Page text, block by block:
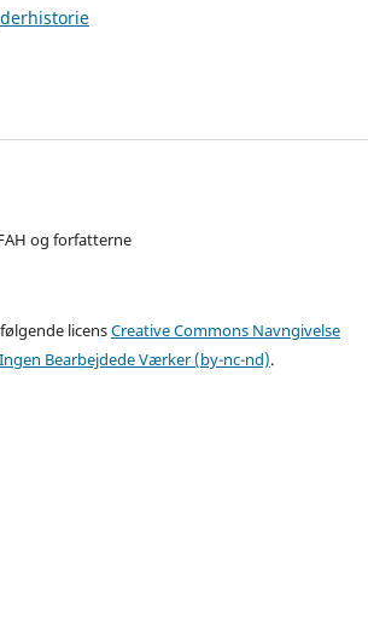
og forfatterne
licensCreative Commons Navngivelse
Bearbejdede Værker (by-nc-nd).